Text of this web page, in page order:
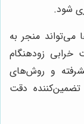
شود.
می‌تواند منجر به
خرابی زودهنگام
و روش‌های
تضمین‌کننده دقت